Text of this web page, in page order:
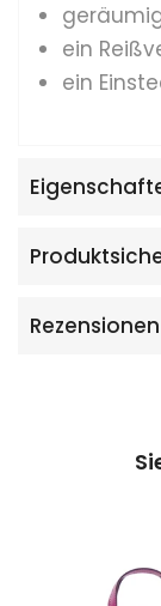
ein
ein
Rezensionen